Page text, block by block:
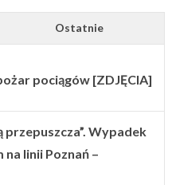
Ostatnie
pociągów [ZDJĘCIA]
przepuszcza”. Wypadek
linii Poznań –